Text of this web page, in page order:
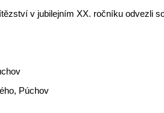
v jubilejním XX. ročníku odvezli
Púchov